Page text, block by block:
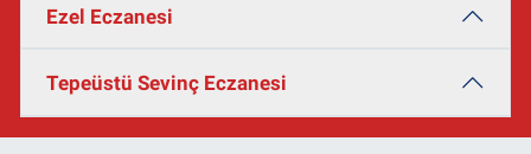
Ezel Eczanesi
Tepeüstü Sevinç Eczanesi